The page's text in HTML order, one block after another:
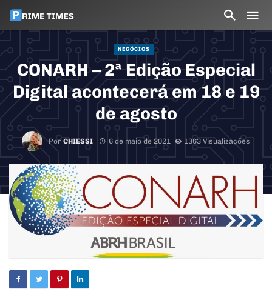
NEGÓCIOS
CONARH – 2ª Edição Especial
Digital acontecerá em 18 e 19
de agosto
PorCHIESSI 6 de maio de 2021 1363 Visualizações